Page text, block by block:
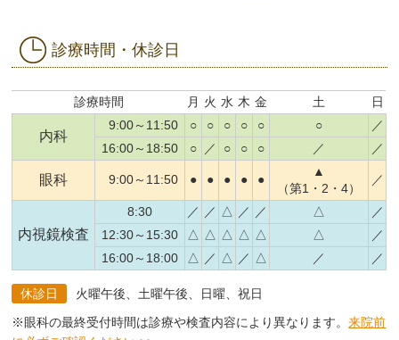
診療時間・休診日
診療時間 月 火 水 木 金 土 日
内科
9:00～11:50 ○ ○ ○ ○ ○ ○
／
16:00～18:50
○ ／ ○ ○ ○ ／ ／
眼科 9:00～11:50 ● ● ● ● ●
▲
（第1・2・4）
／
内視鏡検査
8:30 ／ ／ △ ／ ／ △
／
12:30～15:30
△ △ △ △ △ △
／
16:00～18:00
△ ／ △ ／ △ ／ ／
休診日
火曜午後、土曜午後、日曜、祝日
※眼科の最終受付時間は診療や検査内容により異なります。来院前